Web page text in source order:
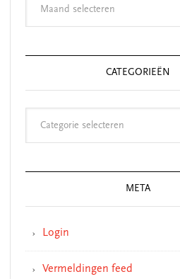
CATEGORIEËN
META
Login
Vermeldingen feed